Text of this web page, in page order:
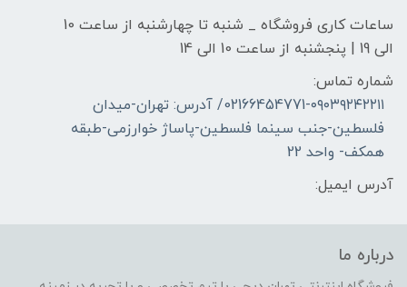
ساعات کاری فروشگاه _ شنبه تا چهارشنبه از ساعت 10
الی 19 | پنجشنبه از ساعت 10 الی 14
شماره تماس:
02166454771-۰۹۰۳۹۲۴۲۲۱۱/ آدرس: تهران-میدان
فلسطین-جنب سینما فلسطین-پاساژ خوارزمی-طبقه
همکف- واحد 22
آدرس ایمیل:
درباره ما